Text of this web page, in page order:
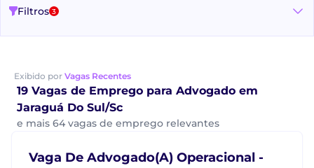
Filtros 3
Exibido por Vagas Recentes
19 Vagas de Emprego para Advogado em
Jaraguá Do Sul/Sc
e mais 64 vagas de emprego relevantes
Vaga De Advogado(A) Operacional -